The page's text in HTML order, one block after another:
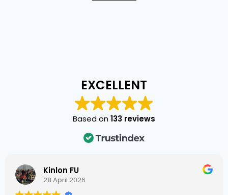
EXCELLENT
Based on133 reviews
Kinlon FU
28 April 2026